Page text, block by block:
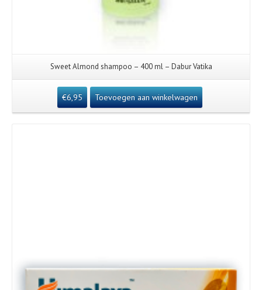
Sweet Almond shampoo – 400 ml – Dabur Vatika
€6,95 Toevoegen aan winkelwagen